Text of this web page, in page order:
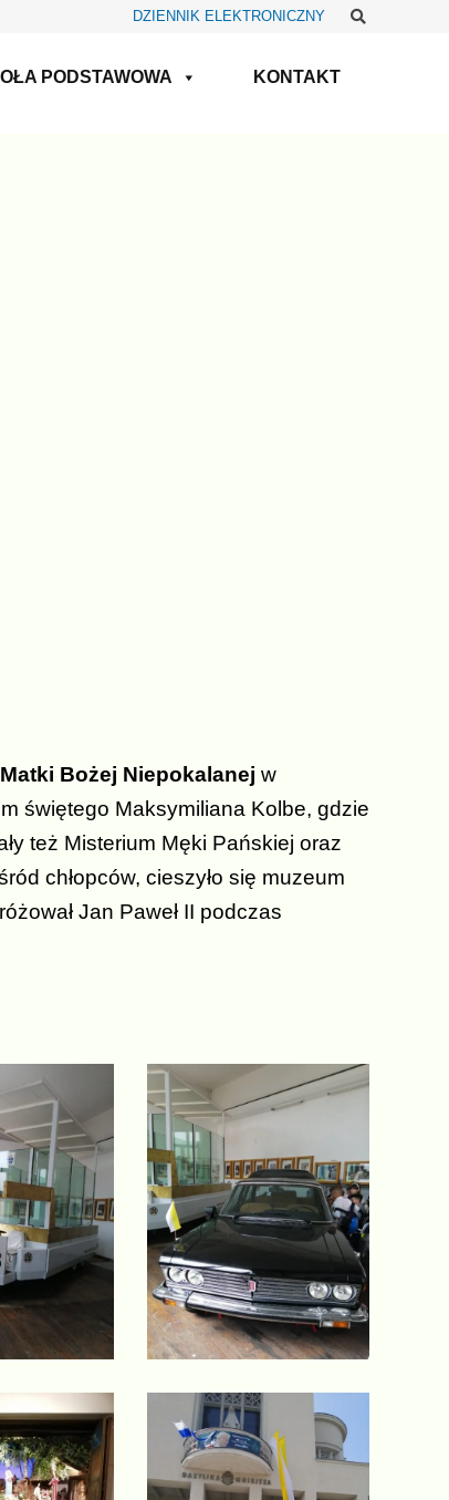
DZIENNIK ELEKTRONICZNY
PODSTAWOWA KONTAKT
Bożej Niepokalanej w
świętego Maksymiliana Kolbe, gdzie
też Misterium Męki Pańskiej oraz
chłopców, cieszyło się muzeum
Jan Paweł II podczas